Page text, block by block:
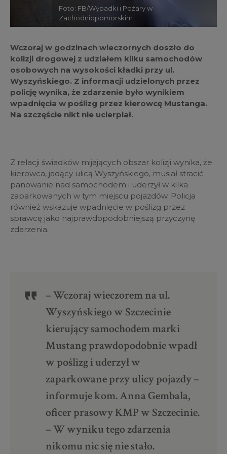
Foto: FB/Wypadki i Pożary w
Zachodniopomorskim
Wczoraj w godzinach wieczornych doszło do
kolizji drogowej z udziałem kilku samochodów
osobowych na wysokości kładki przy ul.
Wyszyńskiego. Z informacji udzielonych przez
policję wynika, że zdarzenie było wynikiem
wpadnięcia w poślizg przez kierowcę Mustanga.
Na szczęście nikt nie ucierpiał.
Z relacji świadków mijających obszar kolizji wynika, że
kierowca, jadący ulicą Wyszyńskiego, musiał stracić
panowanie nad samochodem i uderzył w kilka
zaparkowanych w tym miejscu pojazdów. Policja
również wskazuje wpadnięcie w poślizg przez
sprawcę jako najprawdopodobniejszą przyczynę
zdarzenia.
– Wczoraj wieczorem na ul.
Wyszyńskiego w Szczecinie
kierujący samochodem marki
Mustang prawdopodobnie wpadł
w poślizg i uderzył w
zaparkowane przy ulicy pojazdy –
informuje kom. Anna Gembala,
oficer prasowy KMP w Szczecinie.
– W wyniku tego zdarzenia
nikomu nic się nie stało.